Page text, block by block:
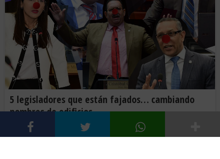
5 legisladores que están fajados… cambiando
nombres de edificios